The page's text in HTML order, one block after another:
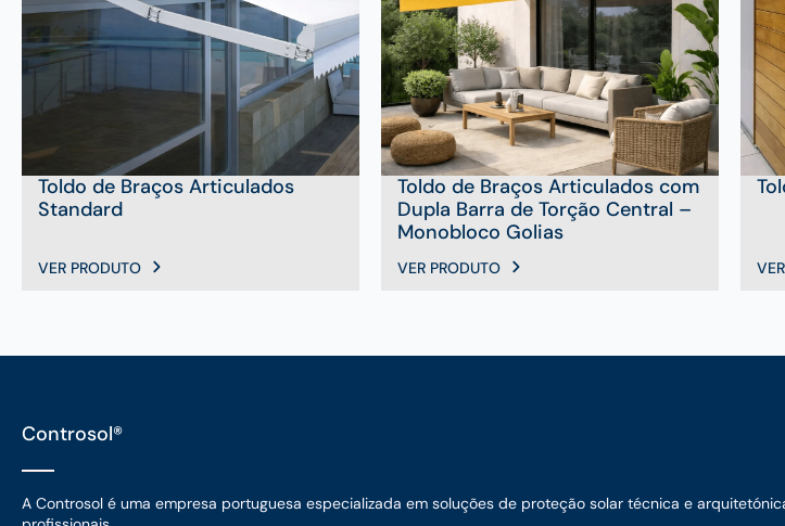
Toldo de Braços Articulados
Standard
VER PRODUTO
Toldo de Braços Articulados com
Dupla Barra de Torção Central –
Monobloco Golias
VER PRODUTO
Controsol®
A Controsol é uma empresa portuguesa especializada em soluções de proteção solar técnica e